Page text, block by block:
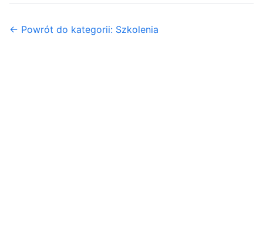
← Powrót do kategorii: Szkolenia